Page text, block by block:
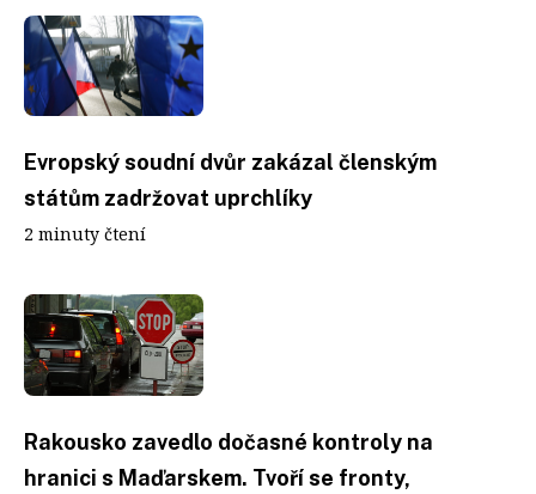
Evropský soudní dvůr zakázal členským
státům zadržovat uprchlíky
2 minuty čtení
Rakousko zavedlo dočasné kontroly na
hranici s Maďarskem. Tvoří se fronty,